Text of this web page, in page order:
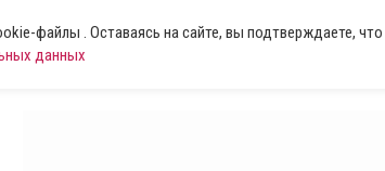
файлы . Оставаясь на сайте, вы подтверждаете, что
данных